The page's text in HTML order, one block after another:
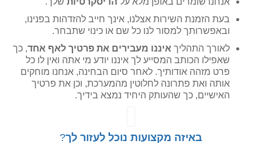
בעת הזמנת השירות אצלנו, אינך חייב להזדהות בפנינו,
ובאפשרותך למסור לנו כל שם או כינוי שתבחר.
לאורך התהליך איננו מעבירים את פרטיך לאף אחד, כך
שאפילו הכותב המסייע לך איננו יודע מי אתה ואין לו כל
פרט מזהה אודותיך. לאחר סיום הבחינה, אנחנו מוחקים
אותה ואת פתרונה לחלוטין מהמערכת, וכן את פרטיך
האישיים, כך שהעותק היחיד נמצא בידיך.
באיזה מקצועות נוכל לעזור לך?